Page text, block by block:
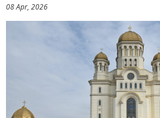
08 Apr, 2026